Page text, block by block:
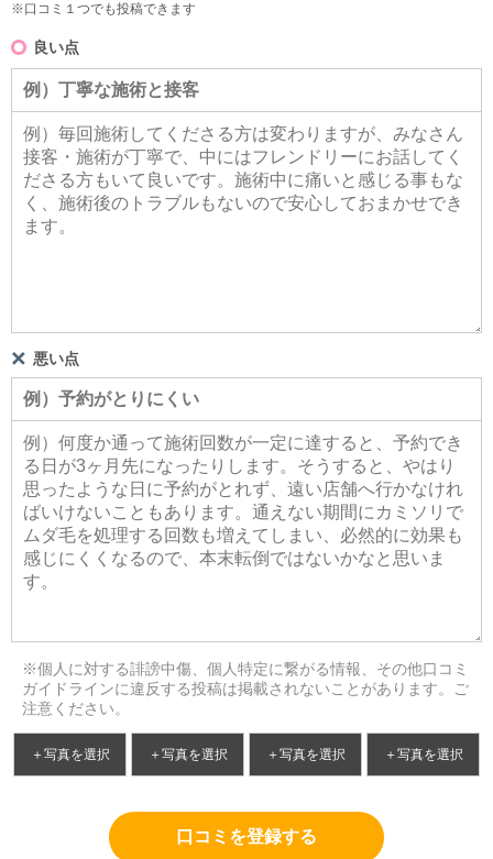
※口コミ１つでも投稿できます
良い点
悪い点
※個人に対する誹謗中傷、個人特定に繋がる情報、その他口コミ
ガイドラインに違反する投稿は掲載されないことがあります。ご
注意ください。
＋写真を選択 ＋写真を選択 ＋写真を選択 ＋写真を選択
口コミを登録する